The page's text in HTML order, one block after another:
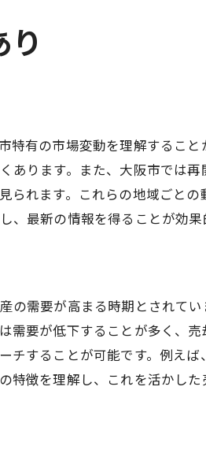
り
特有の市場変動を理解すること
あります。また、大阪市では再
られます。これらの地域ごとの
最新の情報を得ることが効果
の需要が高まる時期とされてい
需要が低下することが多く、売
チすることが可能です。例えば
特徴を理解し、これを活かした